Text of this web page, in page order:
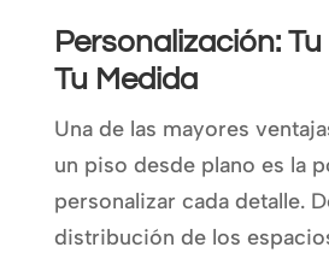
Personalización:
Tu Medida
Una de las mayores
un piso desde plano es la
personalizar cada detalle.
distribución de los